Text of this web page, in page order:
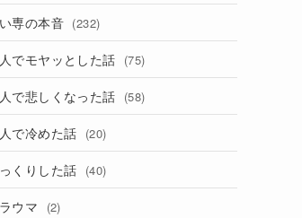
専の本音 (232)
でモヤッとした話 (75)
で悲しくなった話 (58)
で冷めた話 (20)
くりした話 (40)
ウマ (2)